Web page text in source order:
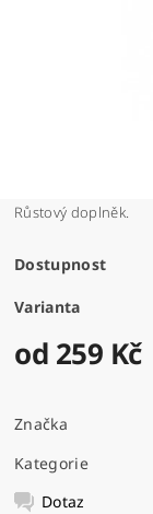
Růstový doplněk.
Dostupnost
Varianta
od 259 Kč
Značka
Kategorie
Dotaz